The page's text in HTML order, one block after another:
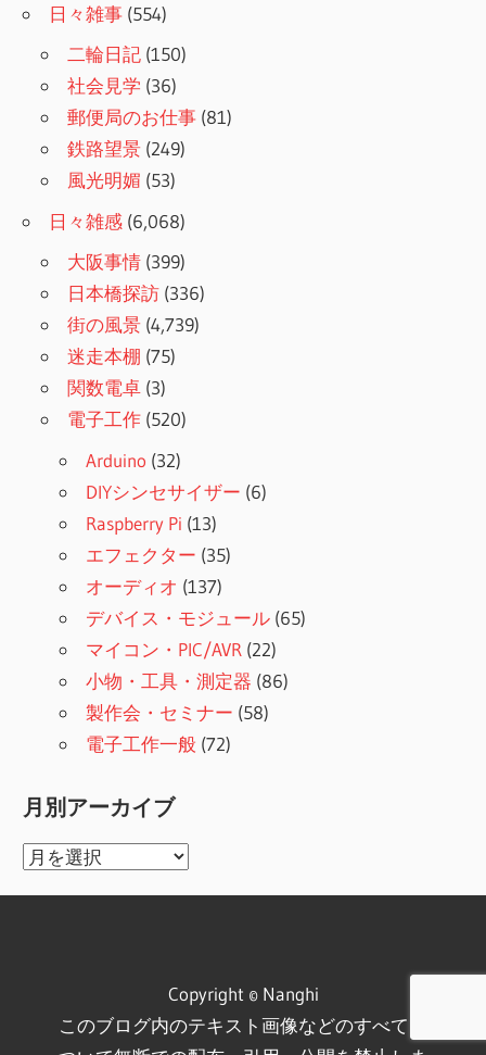
日々雑事 (554)
二輪日記 (150)
社会見学 (36)
郵便局のお仕事 (81)
鉄路望景 (249)
風光明媚 (53)
日々雑感 (6,068)
大阪事情 (399)
日本橋探訪 (336)
街の風景 (4,739)
迷走本棚 (75)
関数電卓 (3)
電子工作 (520)
Arduino (32)
DIYシンセサイザー (6)
Raspberry Pi (13)
エフェクター (35)
オーディオ (137)
デバイス・モジュール (65)
マイコン・PIC/AVR (22)
小物・工具・測定器 (86)
製作会・セミナー (58)
電子工作一般 (72)
月別アーカイブ
月
Copyright © Nanghi
このブログ内のテキスト画像などのすべてに